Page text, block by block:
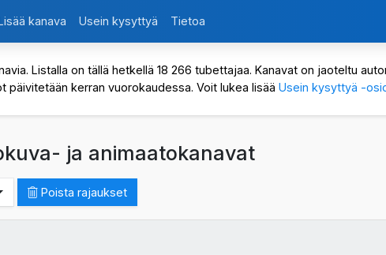
kanava Usein kysyttyä Tietoa
Listalla on tällä hetkellä 18 266 tubettajaa. Kanavat on jaoteltu
kerran vuorokaudessa. Voit lukea lisää Usein kysyttyä -
ja animaatokanavat
Poista rajaukset